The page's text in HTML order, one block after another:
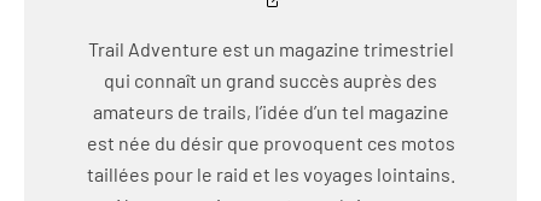
Trail Adventure est un magazine trimestriel
qui connaît un grand succès auprès des
amateurs de trails, l’idée d’un tel magazine
est née du désir que provoquent ces motos
taillées pour le raid et les voyages lointains.